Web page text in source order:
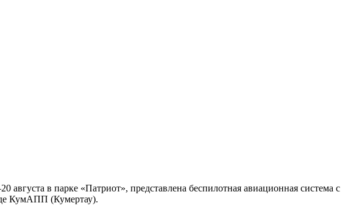
в парке «Патриот», представлена беспилотная авиационная система с
КумАПП (Кумертау).